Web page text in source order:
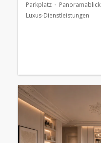
Parkplatz Panoramablick
Luxus-Dienstleistungen